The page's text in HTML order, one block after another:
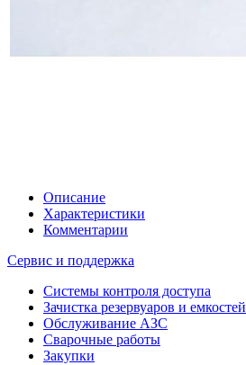
Описание
Характеристики
Комментарии
Сервис и поддержка
Системы контроля доступа
Зачистка резервуаров и емкостей
Обслуживание АЗС
Сварочные работы
Закупки